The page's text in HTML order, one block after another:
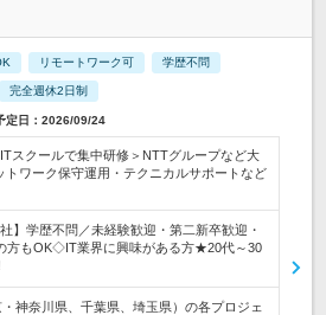
リモートワーク可 学歴不問
完全週休2日制
定日：2026/09/24
スクールで集中研修＞NTTグループなど大
ワーク保守運用・テクニカルサポートなど
】学歴不問／未経験歓迎・第二新卒歓迎・
方もOK◇IT業界に興味がある方★20代～30
神奈川県、千葉県、埼玉県）の各プロジェ